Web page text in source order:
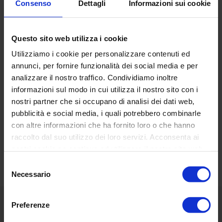
Consenso Dettagli Informazioni sui cookie
Questo sito web utilizza i cookie
Utilizziamo i cookie per personalizzare contenuti ed
annunci, per fornire funzionalità dei social media e per
analizzare il nostro traffico. Condividiamo inoltre
informazioni sul modo in cui utilizza il nostro sito con i
nostri partner che si occupano di analisi dei dati web,
pubblicità e social media, i quali potrebbero combinarle
con altre informazioni che ha fornito loro o che hanno
raccolto dal suo utilizzo dei loro servizi. Acconsenta ai
delNecessario
Preferenze
Cartografía:Cromo
Lámpara:led
Tempi di consegna: ordinando oggi, arrivo previsto per
questo prodotto a partire dal 1 0 gennaio 2024.
RECENSIONI DEI CLIENTI
Basata su 19 reviews Scrivi una recensione